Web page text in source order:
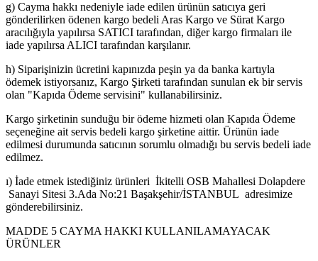
g) Cayma hakkı nedeniyle iade edilen ürünün satıcıya geri
gönderilirken ödenen kargo bedeli Aras Kargo ve Sürat Kargo
aracılığıyla yapılırsa SATICI tarafından, diğer kargo firmaları ile
iade yapılırsa ALICI tarafından karşılanır.
h) Siparişinizin ücretini kapınızda peşin ya da banka kartıyla
ödemek istiyorsanız, Kargo Şirketi tarafından sunulan ek bir servis
olan "Kapıda Ödeme servisini" kullanabilirsiniz.
Kargo şirketinin sunduğu bir ödeme hizmeti olan Kapıda Ödeme
seçeneğine ait servis bedeli kargo şirketine aittir. Ürünün iade
edilmesi durumunda satıcının sorumlu olmadığı bu servis bedeli iade
edilmez.
ı) İade etmek istediğiniz ürünleri İkitelli OSB Mahallesi Dolapdere
Sanayi Sitesi 3.Ada No:21 Başakşehir/İSTANBUL adresimize
gönderebilirsiniz.
MADDE 5 CAYMA HAKKI KULLANILAMAYACAK
ÜRÜNLER